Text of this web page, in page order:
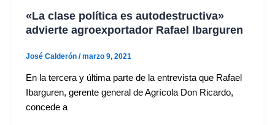
«La clase política es autodestructiva»
advierte agroexportador Rafael Ibarguren
José Calderón /marzo 9, 2021
En la tercera y última parte de la entrevista que Rafael
Ibarguren, gerente general de Agrícola Don Ricardo,
concede a